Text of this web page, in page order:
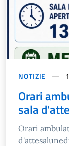
NOTIZIE
Orari
sala
Orari